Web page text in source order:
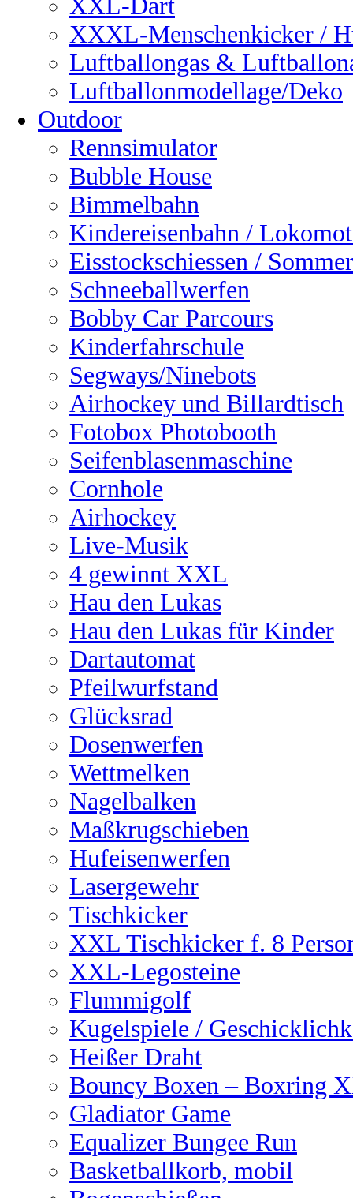
XXL-Dart
XXXL-Menschenkicker /
Luftballongas &
Luftballonmodellage/Deko
Outdoor
Rennsimulator
Bubble House
Bimmelbahn
Kindereisenbahn /
Eisstockschiessen /
Schneeballwerfen
Bobby Car Parcours
Kinderfahrschule
Segways/Ninebots
Airhockey und Billardtisch
Fotobox Photobooth
Seifenblasenmaschine
Cornhole
Airhockey
Live-Musik
4 gewinnt XXL
Hau den Lukas
Hau den Lukas für Kinder
Dartautomat
Pfeilwurfstand
Glücksrad
Dosenwerfen
Wettmelken
Nagelbalken
Maßkrugschieben
Hufeisenwerfen
Lasergewehr
Tischkicker
XXL Tischkicker f. 8
XXL-Legosteine
Flummigolf
Kugelspiele /
Heißer Draht
Bouncy Boxen – Boxring
Gladiator Game
Equalizer Bungee Run
Basketballkorb, mobil